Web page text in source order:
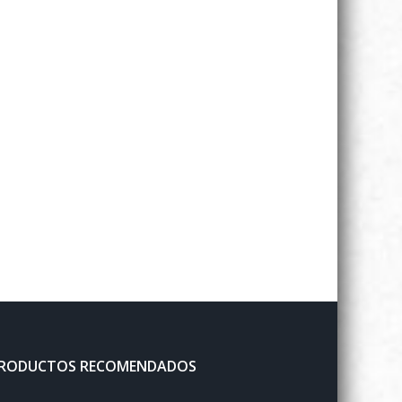
RECOMENDADOS